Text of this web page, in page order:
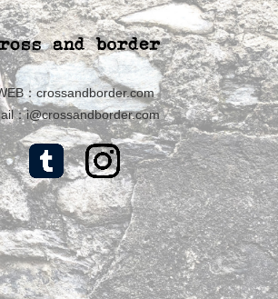
：crossandborder.com
：i@crossandborder.com